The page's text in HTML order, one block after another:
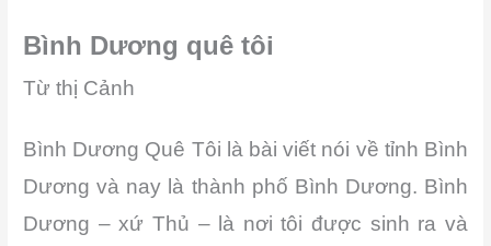
Bình Dương quê tôi
Từ thị Cảnh
Bình Dương Quê Tôi là bài viết nói về tỉnh Bình
Dương và nay là thành phố Bình Dương. Bình
Dương – xứ Thủ – là nơi tôi được sinh ra và